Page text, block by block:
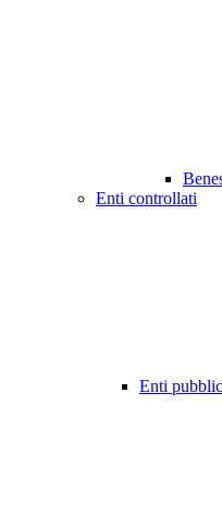
Enti controllati
Enti